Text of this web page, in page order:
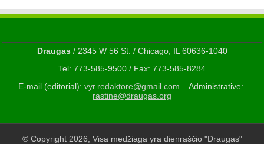
Draugas/ 2345 W 56 St. / Chicago, IL 60636-1040
Tel: 773-585-9500 / Fax: 773-585-8284
E-mail (editorial): vyr.redaktore@gmail.com . Administrative:
rastine@draugas.org
© Copyright 2026, Visa medžiaga yra dienraščio "Draugas"